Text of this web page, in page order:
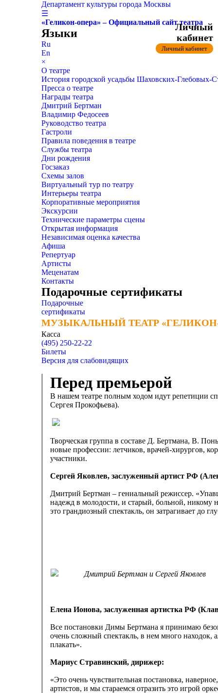
Департамент культуры города Москвы
☰
«Геликон-опера» – Официальный сайт театра
Языки
Ru
En
×
О театре
История городской усадьбы Шаховских-
Пресса о театре
Награды театра
Дмитрий Бертман
Владимир Федосеев
Руководство театра
Гастроли
Правила поведения в театре
Службы театра
Дни рождения
Госзаказ
Схемы залов
Виртуальный тур по театру
Интерьеры театра
Корпоративные мероприятия
Экскурсии
Технические параметры сцены
Открытая информация
Независимая оценка качества
Афиша
Репертуар
Артисты
Меценатам
Контакты
Подарочные сертификаты
Подарочные
сертификаты
МУЗЫКАЛЬНЫЙ ТЕАТР
МУЗЫКАЛЬНЫЙ ТЕАТР
Касса
(495) 250-22-22
Личный
кабинет
Личный кабинет
Билеты
Версия для слабовидящих
Перед премьерой
В нашем театре полным ходом идут репетиции
Сергея Прокофьева).
Творческая группа в составе Д. Бертмана, В.
новые профессии: летчиков, врачей-хирургов,
участники.
Сергей Яковлев, заслуженный артист РФ
Дмитрий Бертман – гениальный режиссер.
надежд в молодости, и старый, больной, никому
это грандиозный спектакль, он затрагивает до
Дмитрий Бертман и Сергей Яковлев
Елена Ионова, заслуженная артистка РФ
Все постановки Димы Бертмана я принимаю
очень сложный спектакль, в нем много находок,
плакать».
Мариус Стравинский, дирижер:
«Это очень чувствительная постановка,
артистов, и мы стараемся отразить это игрой